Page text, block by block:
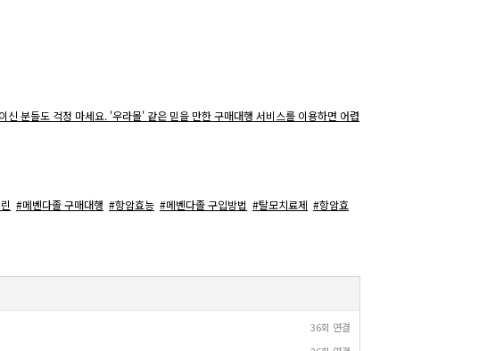
분들도 걱정 마세요. '우라몰' 같은 믿을 만한 구매대행 서비스를 이용하면 어렵
#메벤다졸 구매대행 #항암효능 #메벤다졸 구입방법 #탈모치료제 #항암효
36회 연결